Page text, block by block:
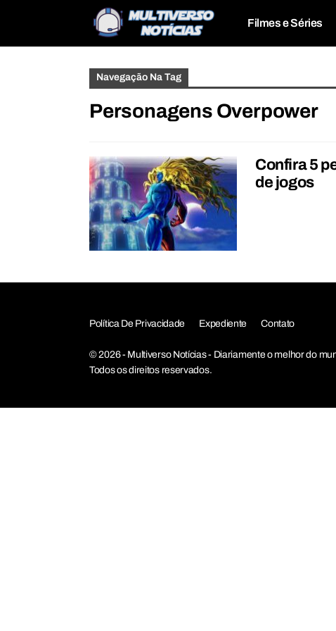
Filmes e Séries
Navegação Na Tag
Personagens Overpower
Confira 5
de jogos
Política De Privacidade Expediente Contato
© 2026 - Multiverso Notícias - Diariamente o melhor do
Todos os direitos reservados.